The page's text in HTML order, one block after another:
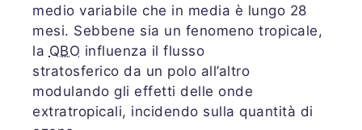
medio variabile che in media è lungo 28
mesi. Sebbene sia un fenomeno tropicale,
la QBO influenza il flusso
stratosferico da un polo all’altro
modulando gli effetti delle onde
extratropicali, incidendo sulla quantità di